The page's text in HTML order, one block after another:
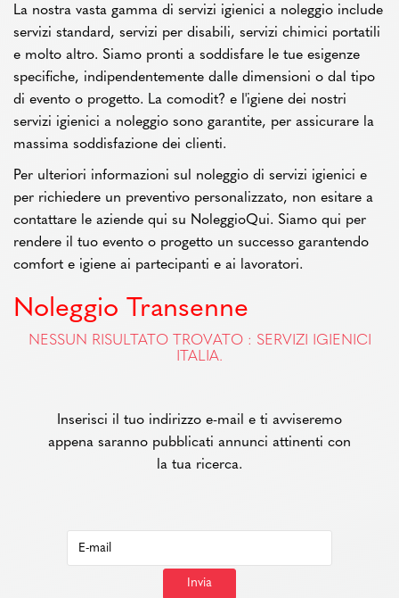
La nostra vasta gamma di servizi igienici a noleggio include
servizi standard, servizi per disabili, servizi chimici portatili
e molto altro. Siamo pronti a soddisfare le tue esigenze
specifiche, indipendentemente dalle dimensioni o dal tipo
di evento o progetto. La comodit? e l'igiene dei nostri
servizi igienici a noleggio sono garantite, per assicurare la
massima soddisfazione dei clienti.
Per ulteriori informazioni sul noleggio di servizi igienici e
per richiedere un preventivo personalizzato, non esitare a
contattare le aziende qui su NoleggioQui. Siamo qui per
rendere il tuo evento o progetto un successo garantendo
comfort e igiene ai partecipanti e ai lavoratori.
Noleggio Transenne
NESSUN RISULTATO TROVATO : SERVIZI IGIENICI
ITALIA.
Inserisci il tuo indirizzo e-mail e ti avviseremo
appena saranno pubblicati annunci attinenti con
la tua ricerca.
Invia